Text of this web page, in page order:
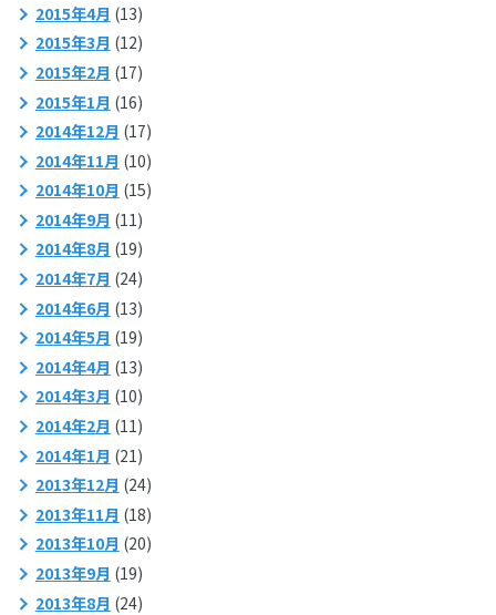
2015年4月 (13)
2015年3月 (12)
2015年2月 (17)
2015年1月 (16)
2014年12月 (17)
2014年11月 (10)
2014年10月 (15)
2014年9月 (11)
2014年8月 (19)
2014年7月 (24)
2014年6月 (13)
2014年5月 (19)
2014年4月 (13)
2014年3月 (10)
2014年2月 (11)
2014年1月 (21)
2013年12月 (24)
2013年11月 (18)
2013年10月 (20)
2013年9月 (19)
2013年8月 (24)